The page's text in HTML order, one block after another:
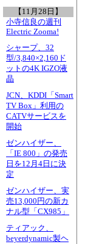
【11月28日】
小寺信良の週刊
Electric Zooma!
シャープ、32
型/3,840×2,160ド
ットの4K IGZO液
晶
JCN、KDDI「Smart
TV Box」利用の
CATVサービスを
開始
ゼンハイザー、
「IE 800」の発売
日を12月4日に決
定
ゼンハイザー、実
売13,000円の新カ
ナル型「CX985」
ティアック、
beyerdynamic製ヘ